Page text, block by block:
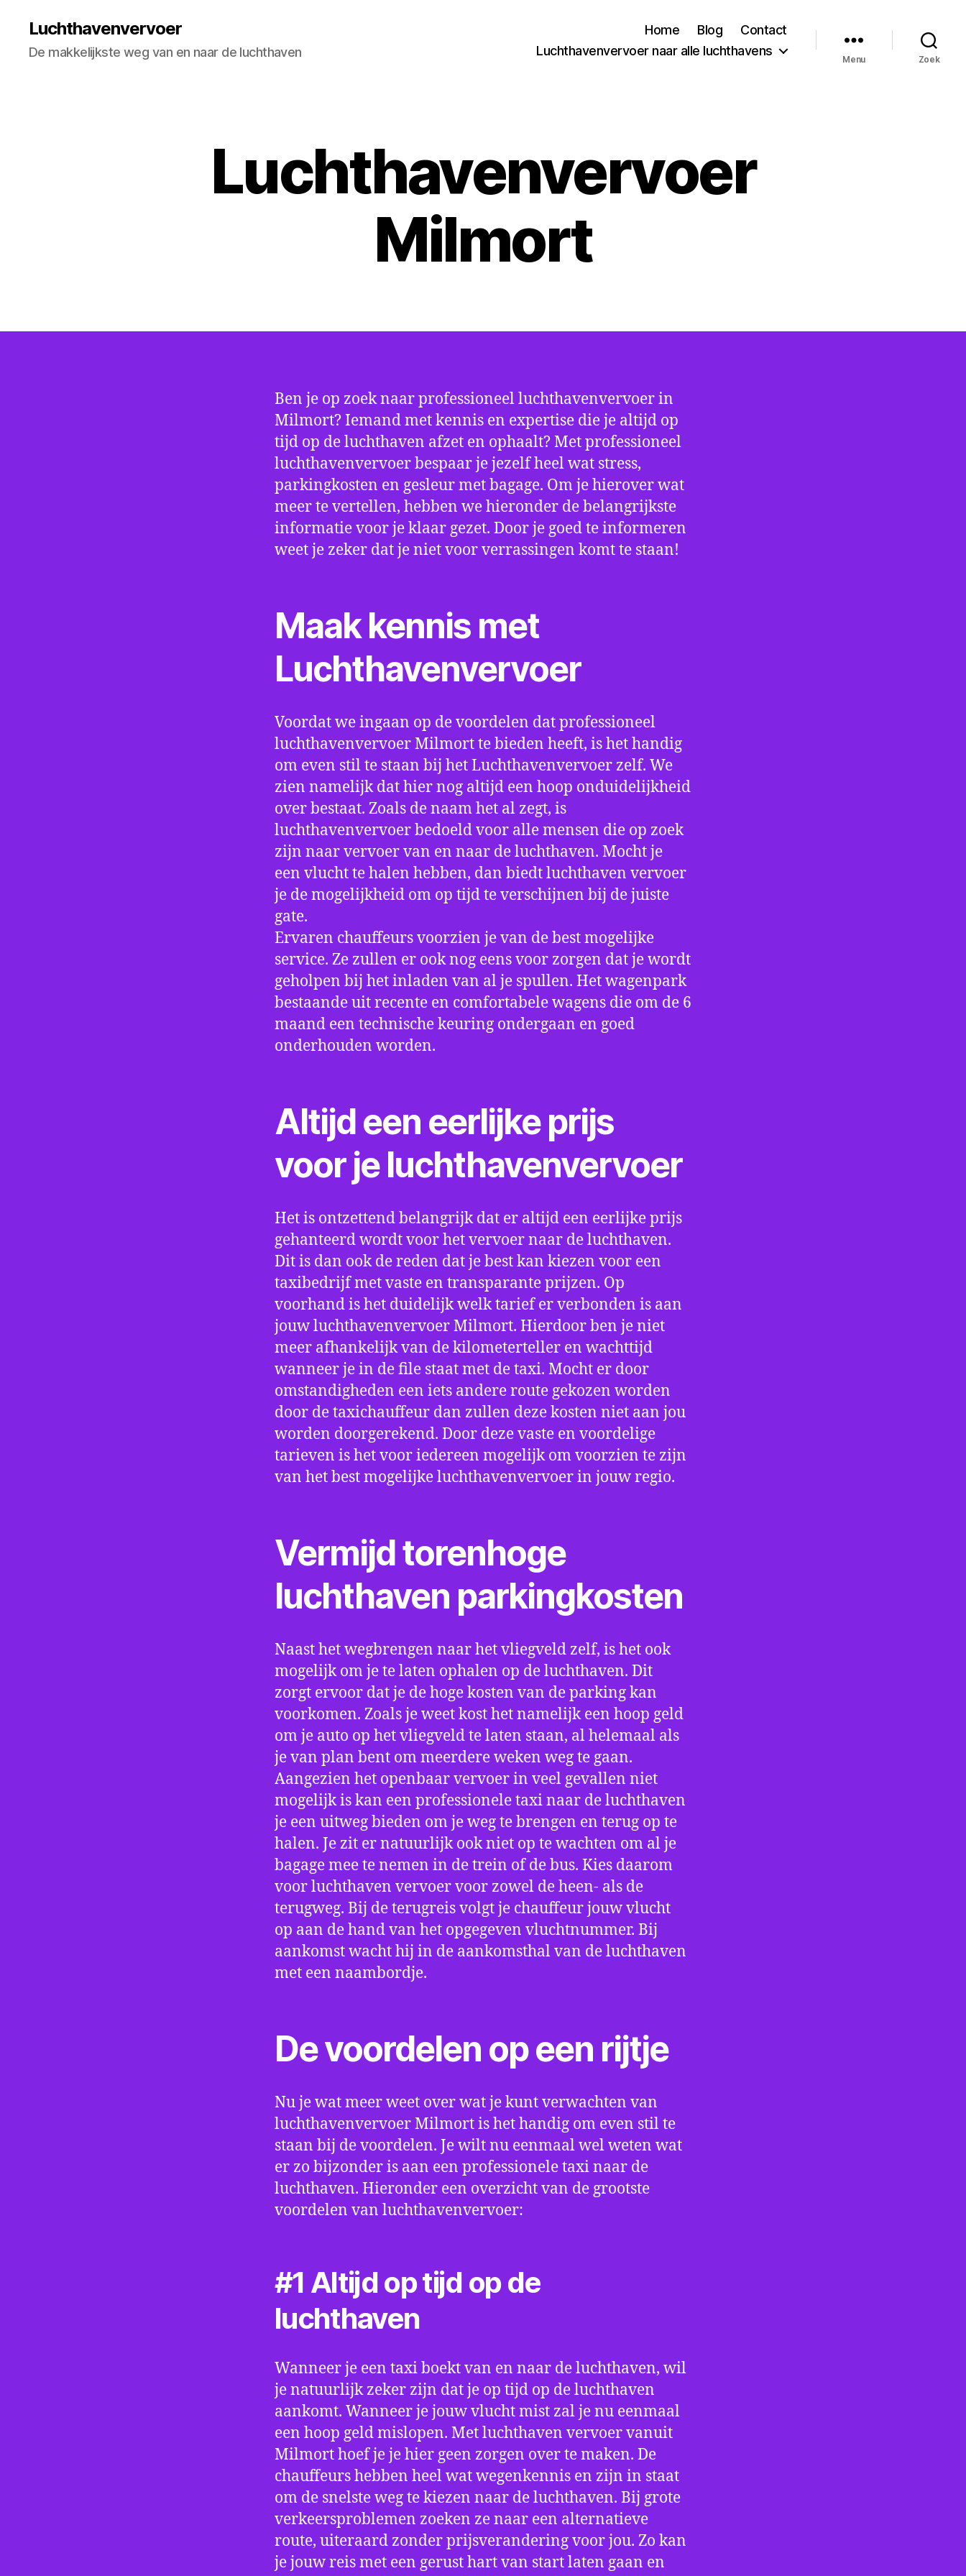
Luchthavenvervoer
De makkelijkste weg van en naar de luchthaven
Home Blog
Contact
Luchthavenvervoer naar alle luchthavens
Menu Zoek
Luchthavenvervoer
Milmort
Ben je op zoek naar professioneel luchthavenvervoer in
Milmort? Iemand met kennis en expertise die je altijd op
tijd op de luchthaven afzet en ophaalt? Met professioneel
luchthavenvervoer bespaar je jezelf heel wat stress,
parkingkosten en gesleur met bagage. Om je hierover wat
meer te vertellen, hebben we hieronder de belangrijkste
informatie voor je klaar gezet. Door je goed te informeren
weet je zeker dat je niet voor verrassingen komt te staan!
Maak kennis met
Luchthavenvervoer
Voordat we ingaan op de voordelen dat professioneel
luchthavenvervoer Milmort te bieden heeft, is het handig
om even stil te staan bij het Luchthavenvervoer zelf. We
zien namelijk dat hier nog altijd een hoop onduidelijkheid
over bestaat. Zoals de naam het al zegt, is
luchthavenvervoer bedoeld voor alle mensen die op zoek
zijn naar vervoer van en naar de luchthaven. Mocht je
een vlucht te halen hebben, dan biedt luchthaven vervoer
je de mogelijkheid om op tijd te verschijnen bij de juiste
gate.
Ervaren chauffeurs voorzien je van de best mogelijke
service. Ze zullen er ook nog eens voor zorgen dat je wordt
geholpen bij het inladen van al je spullen. Het wagenpark
bestaande uit recente en comfortabele wagens die om de 6
maand een technische keuring ondergaan en goed
onderhouden worden.
Altijd een eerlijke prijs
voor je luchthavenvervoer
Het is ontzettend belangrijk dat er altijd een eerlijke prijs
gehanteerd wordt voor het vervoer naar de luchthaven.
Dit is dan ook de reden dat je best kan kiezen voor een
taxibedrijf met vaste en transparante prijzen. Op
voorhand is het duidelijk welk tarief er verbonden is aan
jouw luchthavenvervoer Milmort. Hierdoor ben je niet
meer afhankelijk van de kilometerteller en wachttijd
wanneer je in de file staat met de taxi. Mocht er door
omstandigheden een iets andere route gekozen worden
door de taxichauffeur dan zullen deze kosten niet aan jou
worden doorgerekend. Door deze vaste en voordelige
tarieven is het voor iedereen mogelijk om voorzien te zijn
van het best mogelijke luchthavenvervoer in jouw regio.
Vermijd torenhoge
luchthaven parkingkosten
Naast het wegbrengen naar het vliegveld zelf, is het ook
mogelijk om je te laten ophalen op de luchthaven. Dit
zorgt ervoor dat je de hoge kosten van de parking kan
voorkomen. Zoals je weet kost het namelijk een hoop geld
om je auto op het vliegveld te laten staan, al helemaal als
je van plan bent om meerdere weken weg te gaan.
Aangezien het openbaar vervoer in veel gevallen niet
mogelijk is kan een professionele taxi naar de luchthaven
je een uitweg bieden om je weg te brengen en terug op te
halen. Je zit er natuurlijk ook niet op te wachten om al je
bagage mee te nemen in de trein of de bus. Kies daarom
voor luchthaven vervoer voor zowel de heen- als de
terugweg. Bij de terugreis volgt je chauffeur jouw vlucht
op aan de hand van het opgegeven vluchtnummer. Bij
aankomst wacht hij in de aankomsthal van de luchthaven
met een naambordje.
De voordelen op een rijtje
Nu je wat meer weet over wat je kunt verwachten van
luchthavenvervoer Milmort is het handig om even stil te
staan bij de voordelen. Je wilt nu eenmaal wel weten wat
er zo bijzonder is aan een professionele taxi naar de
luchthaven. Hieronder een overzicht van de grootste
voordelen van luchthavenvervoer:
#1 Altijd op tijd op de
luchthaven
Wanneer je een taxi boekt van en naar de luchthaven, wil
je natuurlijk zeker zijn dat je op tijd op de luchthaven
aankomt. Wanneer je jouw vlucht mist zal je nu eenmaal
een hoop geld mislopen. Met luchthaven vervoer vanuit
Milmort hoef je je hier geen zorgen over te maken. De
chauffeurs hebben heel wat wegenkennis en zijn in staat
om de snelste weg te kiezen naar de luchthaven. Bij grote
verkeersproblemen zoeken ze naar een alternatieve
route, uiteraard zonder prijsverandering voor jou. Zo kan
je jouw reis met een gerust hart van start laten gaan en